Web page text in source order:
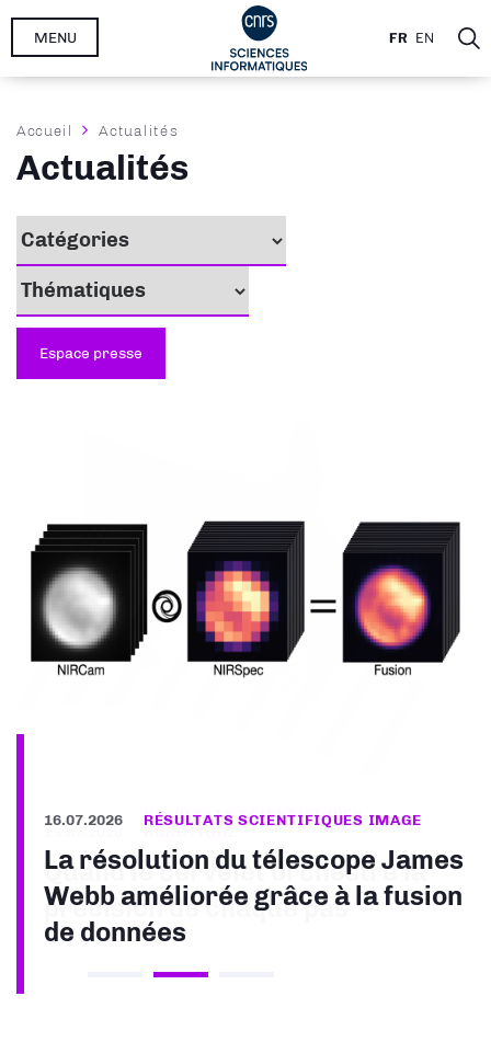
Aller
FR EN
MENU
Fil
d'Ariane
Accueil Actualités
Actualités
Espace presse
16.07.2026 RÉSULTATS SCIENTIFIQUES IMAGE
La résolution du télescope James
Webb améliorée grâce à la fusion
de données